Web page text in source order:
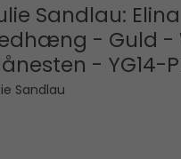
Sandlau:
- Guld -
- YG14-
Sandlau